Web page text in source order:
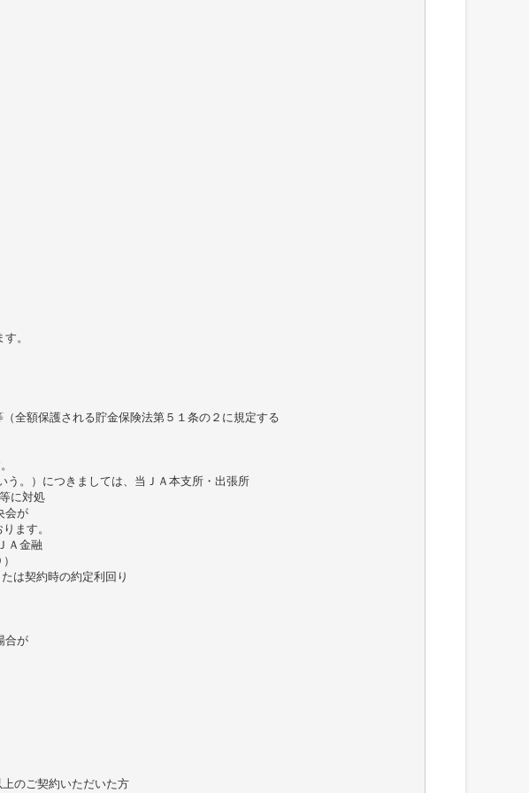
。
保護される貯金保険法第５１条の２に規定する
。）につきましては、当ＪＡ本支所・出張所
に対処
会が
ます。
Ａ金融
は契約時の約定利回り
合が
のご契約いただいた方